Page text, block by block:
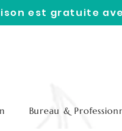
est gratuite
Bureau &